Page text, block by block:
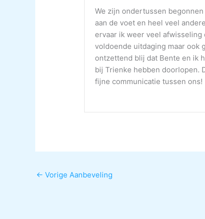
We zijn ondertussen
aan de voet en heel veel
ervaar ik weer veel
voldoende uitdaging maar ook
ontzettend blij dat Bente en ik
bij Trienke hebben doorlopen.
fijne communicatie tussen ons!
← Vorige Aanbeveling